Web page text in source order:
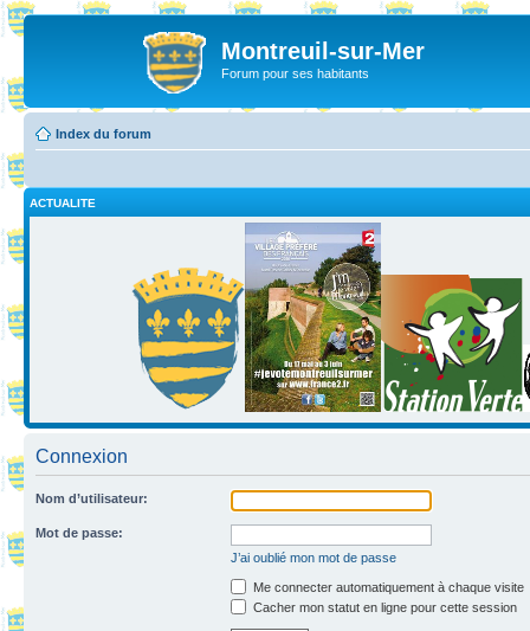
Montreuil-sur-Mer
Forum pour ses habitants
Index du forum
ACTUALITE
Connexion
Nom d’utilisateur:
Mot de passe:
J’ai oublié mon mot de passe
Me connecter automatiquement à chaque visite
Cacher mon statut en ligne pour cette session